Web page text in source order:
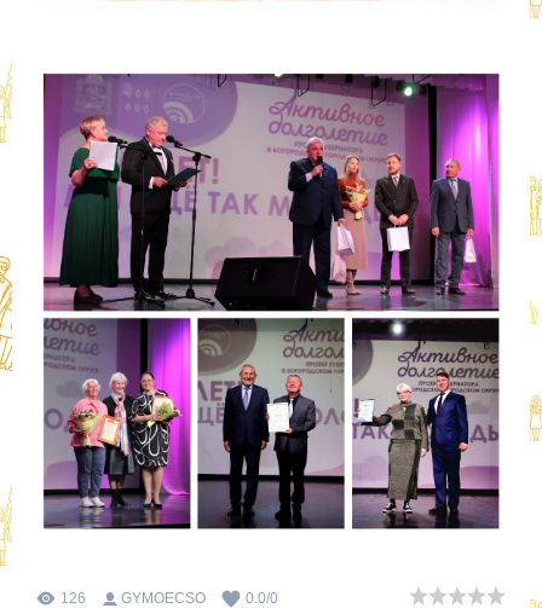
126 GYMOECSO 0.0/0